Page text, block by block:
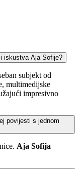
iskustva Aja Sofije?
subjekt od
multimedijske
impresivno
povijesti s jednom
Aja Sofija